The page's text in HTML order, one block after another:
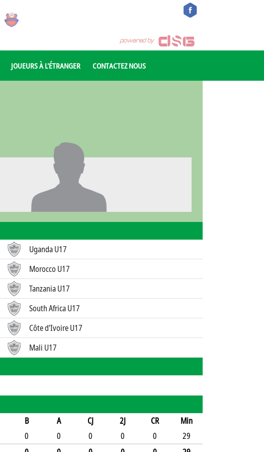
JOUEURS À L'ÉTRANGER CONTACTEZ NOUS
Uganda U17
Morocco U17
Tanzania U17
South Africa U17
Côte d'Ivoire U17
Mali U17
B A CJ 2J CR
Min
0 0 0 0 0
29